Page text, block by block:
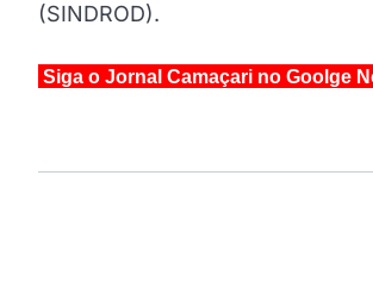
(SINDROD).
Siga o Jornal Camaçari no Goolge